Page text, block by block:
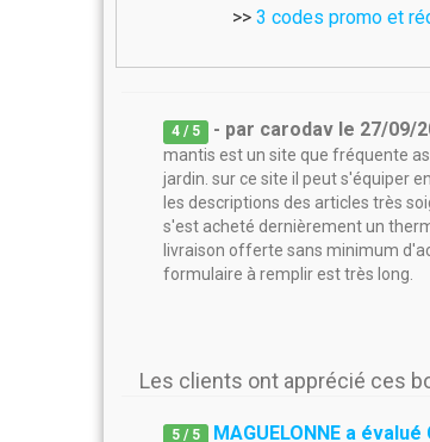
>>3 codes promo et
4 / 5 - par carodav le 27/09/
mantis est un site que fréquente
jardin. sur ce site il peut s'équiper
les descriptions des articles très
s'est acheté dernièrement un
livraison offerte sans minimum
formulaire à remplir est très long.
Les clients ont apprécié ces
5 / 5 MAGUELONNE a